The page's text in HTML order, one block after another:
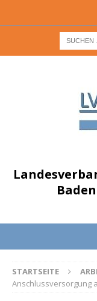
STARTSEITE
Anschlussversorgung